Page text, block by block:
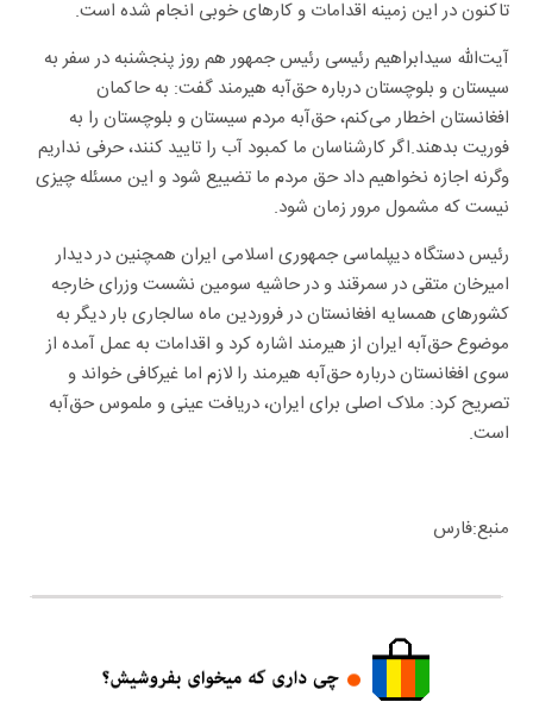
تاکنون در این زمینه اقدامات و کارهای خوبی انجام شده است.
آیت‌الله سیدابراهیم رئیسی رئیس جمهور هم روز پنجشنبه در سفر به
سیستان و بلوچستان درباره حق‌آبه هیرمند گفت: به حاکمان
افغانستان اخطار می‌کنم، حق‌آبه مردم سیستان و بلوچستان را به
فوریت بدهند.اگر کارشناسان ما کمبود آب را تایید کنند، حرفی نداریم
وگرنه اجازه نخواهیم داد حق مردم ما تضییع شود و این مسئله چیزی
نیست که مشمول مرور زمان شود.
رئیس دستگاه دیپلماسی جمهوری اسلامی ایران همچنین در دیدار
امیرخان متقی در سمرقند و در حاشیه سومین نشست وزرای خارجه
کشورهای همسایه افغانستان در فروردین ماه سالجاری بار دیگر به
موضوع حق‌آبه ایران از هیرمند اشاره کرد و اقدامات به عمل آمده از
سوی افغانستان درباره حق‌آبه هیرمند را لازم اما غیرکافی خواند و
تصریح کرد: ملاک اصلی برای ایران، دریافت عینی و ملموس حق‌آبه
است.
منبع:فارس